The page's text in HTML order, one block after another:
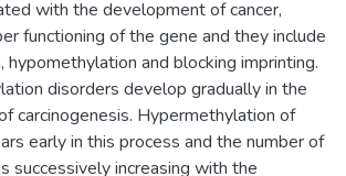
with the development of cancer,
functioning of the gene and they include
hypomethylation and blocking imprinting.
disorders develop gradually in the
carcinogenesis. Hypermethylation of
early in this process and the number of
successively increasing with the